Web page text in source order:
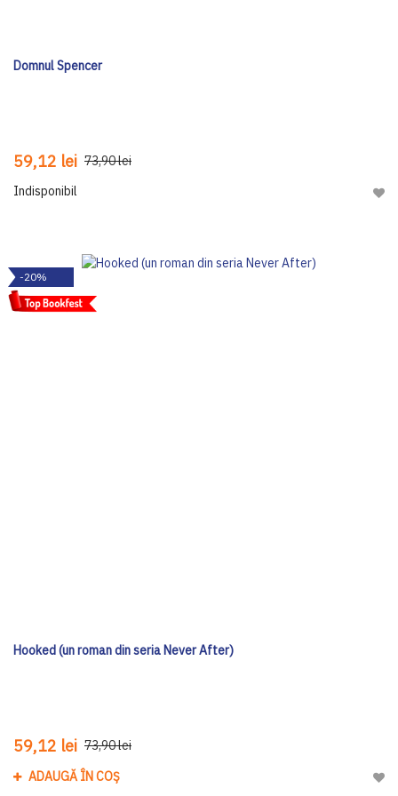
Domnul Spencer
59,12 lei 73,90 lei
Indisponibil
-20%
Hooked (un roman din seria Never After)
59,12 lei 73,90 lei
ADAUGĂ ÎN COȘ